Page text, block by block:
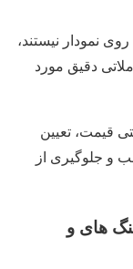
نمودار نیستند،
دقیق مورد
قیمت، تعیین
و جلوگیری از
های و